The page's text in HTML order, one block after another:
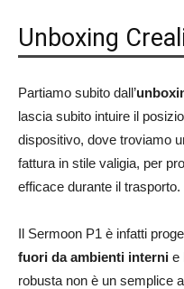
Unboxing
Partiamo subito dall’
lascia subito intuire il
dispositivo, dove troviamo
fattura in stile valigia, per
efficace durante il trasporto.
Il Sermoon P1 è infatti
fuori da ambienti interni e
robusta non è un semplice